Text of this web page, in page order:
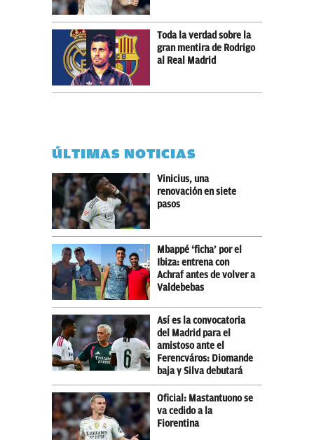
Toda la verdad sobre la
gran mentira de Rodrigo
al Real Madrid
ÚLTIMAS NOTICIAS
Vinicius, una
renovación en siete
pasos
Mbappé ‘ficha’ por el
Ibiza: entrena con
Achraf antes de volver a
Valdebebas
Así es la convocatoria
del Madrid para el
amistoso ante el
Ferencváros: Diomande
baja y Silva debutará
Oficial: Mastantuono se
va cedido a la
Fiorentina